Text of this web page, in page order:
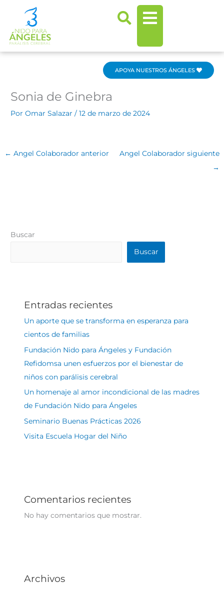
contenido
APOYA NUESTROS ÁNGELES
Sonia de Ginebra
PorOmar Salazar/12 de marzo de 2024
← Angel Colaborador anterior
Angel Colaborador siguiente
→
Buscar
Buscar
Entradas recientes
Un aporte que se transforma en esperanza para
cientos de familias
Fundación Nido para Ángeles y Fundación
Refidomsa unen esfuerzos por el bienestar de
niños con parálisis cerebral
Un homenaje al amor incondicional de las madres
de Fundación Nido para Ángeles
Seminario Buenas Prácticas 2026
Visita Escuela Hogar del Niño
Comentarios recientes
No hay comentarios que mostrar.
Archivos